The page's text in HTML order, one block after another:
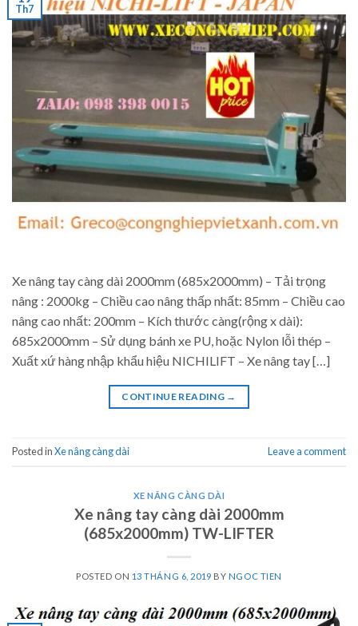
Th7
Xe nâng tay càng dài 2000mm (685x2000mm) – Tải trọng
nâng : 2000kg – Chiều cao nâng thấp nhất: 85mm – Chiều cao
nâng cao nhất: 200mm – Kích thước càng(rộng x dài):
685x2000mm – Sử dụng bánh xe PU, hoặc Nylon lỗi thép –
Xuất xứ hàng nhập khẩu hiệu NICHILIFT – Xe nâng tay […]
CONTINUE READING →
Posted inXe nâng càng dài Leave a comment
XE NÂNG CÀNG DÀI
Xe nâng tay càng dài 2000mm
(685x2000mm) TW-LIFTER
POSTED ON 13 THÁNG 6, 2019 BY NGOC TIEN